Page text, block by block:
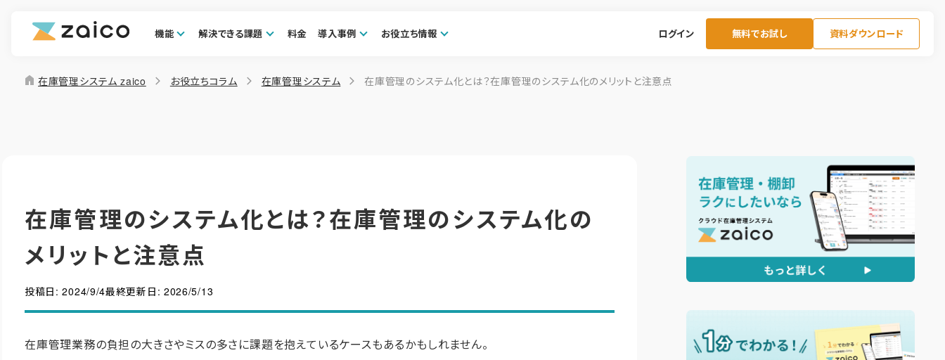
機能 解決できる課題 料金 導入事例 お役立ち情報 ログイン 無料でお試し 資料ダウンロード
home 在庫管理システム zaico お役立ちコラム 在庫管理システム 在庫管理のシステム化とは？在庫管理のシステム化のメリットと注意点
在庫管理のシステム化とは？在庫管理のシステム化の
メリットと注意点
投稿日:2024/9/4最終更新日: 2026/5/13
在庫管理業務の負担の大きさやミスの多さに課題を抱えているケースもあるかもしれません。